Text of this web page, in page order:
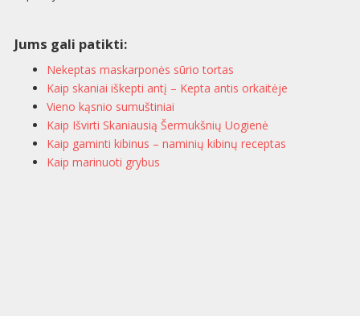
Jums gali patikti:
Nekeptas maskarponės sūrio tortas
Kaip skaniai iškepti antį – Kepta antis orkaitėje
Vieno kąsnio sumuštiniai
Kaip Išvirti Skaniausią Šermukšnių Uogienė
Kaip gaminti kibinus – naminių kibinų receptas
Kaip marinuoti grybus